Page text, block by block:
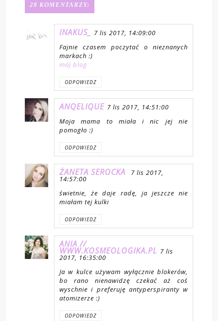
28 KOMENTARZY:
INAKUS_
7 lis 2017, 14:09:00
Fajnie czasem poczytać o nieznanych
markach :)
mój blog
ODPOWIEDZ
ANQELIQUE 7 lis 2017, 14:51:00
Moja mama to miała i nic jej nie
pomogło :)
ODPOWIEDZ
ŻANETA SEROCKA 7 lis 2017,
14:57:00
świetnie, że daje radę, ja jeszcze nie
miałam tej kulki
ODPOWIEDZ
ANIA //
WWW.KOSMEOLOGIKA.PL 7 lis
2017, 16:35:00
Ja w kulce używam wyłącznie blokerów,
bo rano nienawidzę czekać aż coś
wyschnie i preferuję antyperspiranty w
atomizerze :)
ODPOWIEDZ